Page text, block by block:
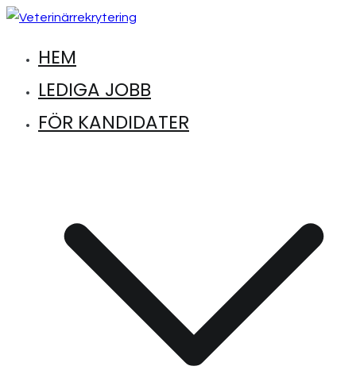
Hoppa
innehåll
Veterinärrekrytering
Hitta lediga jobb inom djursjukvård
HEM
LEDIGA JOBB
FÖR KANDIDATER